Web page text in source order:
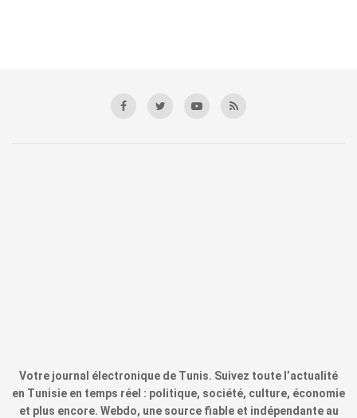
Votre journal électronique de Tunis. Suivez toute l’actualité
en Tunisie en temps réel : politique, société, culture, économie
et plus encore. Webdo, une source fiable et indépendante au